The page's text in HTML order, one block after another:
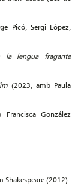
Picó, Sergi López,
la lengua fragante
(2023, amb Paula
González
Shakespeare (2012)